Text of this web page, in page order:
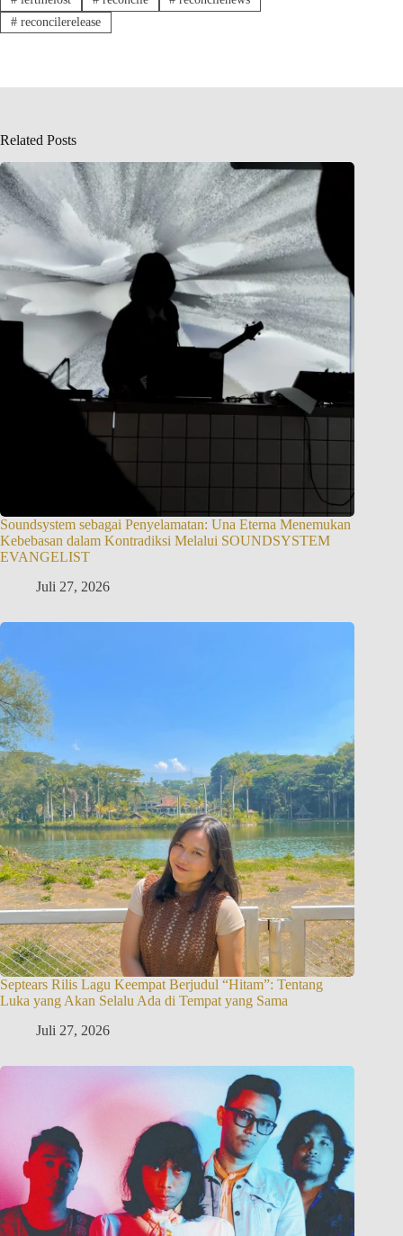
#reconcilerelease
Related Posts
Soundsystem sebagai Penyelamatan: Una Eterna Menemukan
Kebebasan dalam Kontradiksi Melalui SOUNDSYSTEM
EVANGELIST
Juli 27, 2026
Septears Rilis Lagu Keempat Berjudul “Hitam”: Tentang
Luka yang Akan Selalu Ada di Tempat yang Sama
Juli 27, 2026